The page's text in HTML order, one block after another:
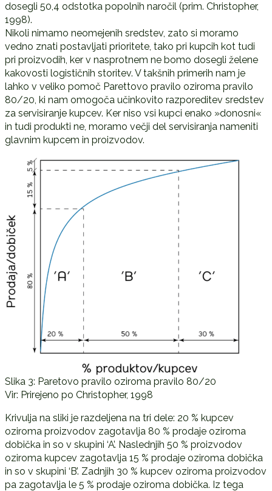
dosegli 50,4 odstotka popolnih naročil (prim. Christopher,
1998).
Nikoli nimamo neomejenih sredstev, zato si moramo
vedno znati postavljati prioritete, tako pri kupcih kot tudi
pri proizvodih, ker v nasprotnem ne bomo dosegli želene
kakovosti logističnih storitev. V takšnih primerih nam je
lahko v veliko pomoč Parettovo pravilo oziroma pravilo
80/20, ki nam omogoča učinkovito razporeditev sredstev
za servisiranje kupcev. Ker niso vsi kupci enako »donosni«
in tudi produkti ne, moramo večji del servisiranja nameniti
glavnim kupcem in proizvodov.
Slika 3: Paretovo pravilo oziroma pravilo 80/20
Vir: Prirejeno po Christopher, 1998
Krivulja na sliki je razdeljena na tri dele: 20 % kupcev
oziroma proizvodov zagotavlja 80 % prodaje oziroma
dobička in so v skupini ‘A’. Naslednjih 50 % proizvodov
oziroma kupcev zagotavlja 15 % prodaje oziroma dobička
in so v skupini ‘B’. Zadnjih 30 % kupcev oziroma proizvodov
pa zagotavlja le 5 % prodaje oziroma dobička. Iz tega